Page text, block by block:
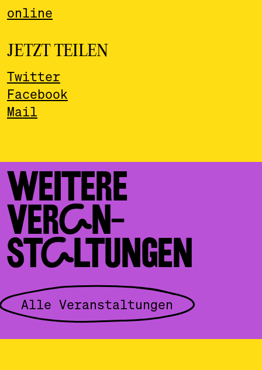
online
JETZT TEILEN
Twitter
Facebook
Mail
WEITERE
VERAN­
STALTUNGEN
Alle Veranstaltungen